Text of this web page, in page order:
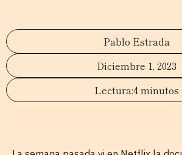
Pablo Estrada
Diciembre 1, 2023
4 minutos